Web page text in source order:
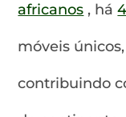
africanos , há
móveis
contribuindo